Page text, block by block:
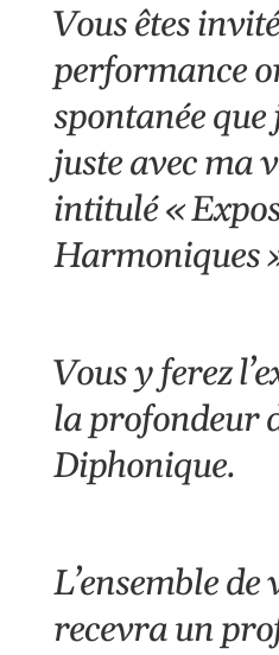
Vous êtes
performance
spontanée que
juste avec ma
intitulé «
Harmoniques
Vous y ferez
la profondeur
Diphonique.
L’ensemble de
recevra un